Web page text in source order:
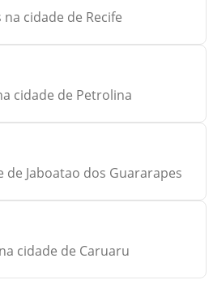
na cidade de Recife
cidade de Petrolina
de Jaboatao dos Guararapes
cidade de Caruaru